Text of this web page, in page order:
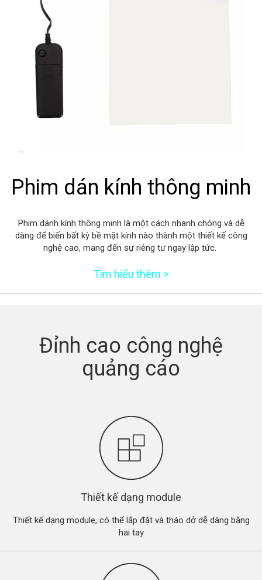
Phim dán kính thông minh
Phim dánh kính thông minh là một cách nhanh chóng và dễ
dàng để biến bất kỳ bề mặt kính nào thành một thiết kế công
nghệ cao, mang đến sự riêng tư ngay lập tức.
Tìm hiểu thêm >
Đỉnh cao công nghệ
quảng cáo
Thiết kế dạng module
Thiết kế dạng module, có thể lắp đặt và tháo dở dễ dàng bằng
hai tay